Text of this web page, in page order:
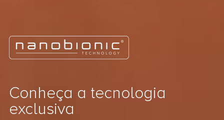
Conheça a tecnologia
exclusiva